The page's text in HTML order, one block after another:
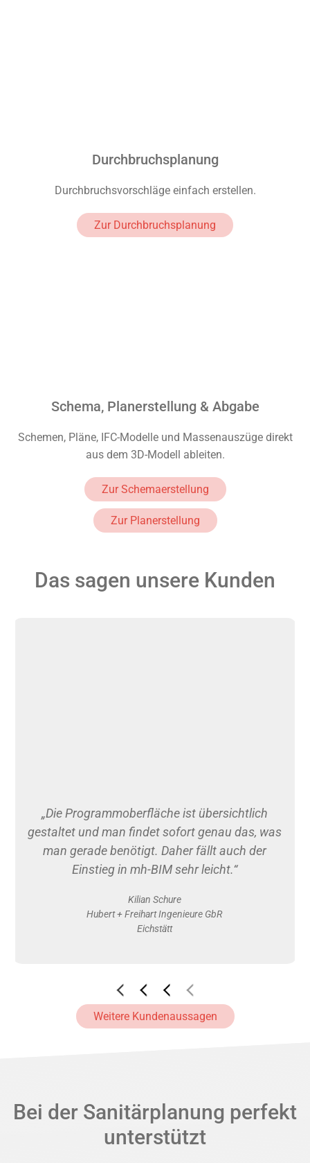
Durchbruchsplanung
Durchbruchsvorschläge einfach erstellen.
Zur Durchbruchsplanung
Schema, Planerstellung & Abgabe
Schemen, Pläne, IFC-Modelle und Massenauszüge direkt
aus dem 3D-Modell ableiten.
Zur Schemaerstellung
Zur Planerstellung
Das sagen unsere Kunden
„Die Programmoberfläche ist übersichtlich
gestaltet und man findet sofort genau das, was
man gerade benötigt. Daher fällt auch der
Einstieg in mh-BIM sehr leicht.“
Kilian Schure
Hubert + Freihart Ingenieure GbR
Eichstätt
Weitere Kundenaussagen
Bei der Sanitärplanung perfekt
unterstützt